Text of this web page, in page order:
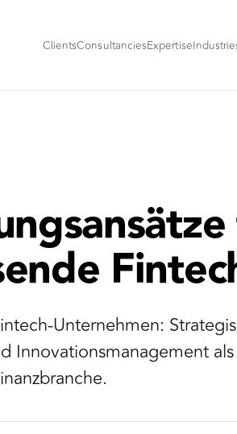
ClientsConsultanciesExpertise
Unternehmen:
Innovationsmanagement